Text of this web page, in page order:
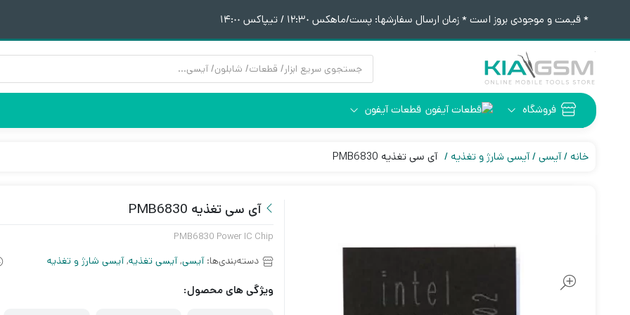
* قیمت و موجودی بروز است * زمان ارسال سفارشها: پست/ماهکس ١٢:٣٠ / تیپاکس ١۴:٠٠
جستجوی
محصولات
فروشگاه
ابزار لحیم کاری
قطعات آیفون
آیفون 6 خانه آیسی آیسی شارژ و تغذیه آی سی تغذیه PMB6830
آی سی تغذیه PMB6830
PMB6830 Power IC Chip
دسته‌بندی‌ها:آیسی,آیسی تغذیه,آیسی شارژ و تغذیه
ویژگی های محصول: